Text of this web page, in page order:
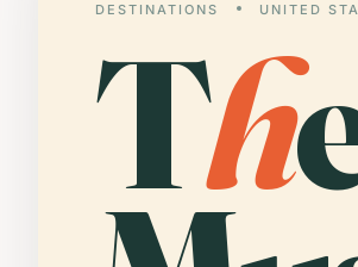
DESTINATIONS UNITED
Th